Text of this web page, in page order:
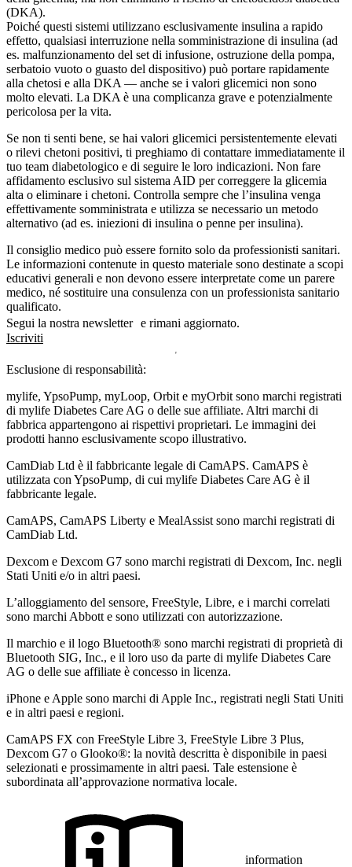
(DKA).
Poiché questi sistemi utilizzano esclusivamente insulina a rapido
effetto, qualsiasi interruzione nella somministrazione di insulina (ad
es. malfunzionamento del set di infusione, ostruzione della pompa,
serbatoio vuoto o guasto del dispositivo) può portare rapidamente
alla chetosi e alla DKA — anche se i valori glicemici non sono
molto elevati. La DKA è una complicanza grave e potenzialmente
pericolosa per la vita.
Se non ti senti bene, se hai valori glicemici persistentemente elevati
o rilevi chetoni positivi, ti preghiamo di contattare immediatamente il
tuo team diabetologico e di seguire le loro indicazioni. Non fare
affidamento esclusivo sul sistema AID per correggere la glicemia
alta o eliminare i chetoni. Controlla sempre che l’insulina venga
effettivamente somministrata e utilizza se necessario un metodo
alternativo (ad es. iniezioni di insulina o penne per insulina).
Il consiglio medico può essere fornito solo da professionisti sanitari.
Le informazioni contenute in questo materiale sono destinate a scopi
educativi generali e non devono essere interpretate come un parere
medico, né sostituire una consulenza con un professionista sanitario
qualificato.
Segui la nostra newsletter e rimani aggiornato.
Iscriviti
Esclusione di responsabilità:
mylife, YpsoPump, myLoop, Orbit e myOrbit sono marchi registrati
di mylife Diabetes Care AG o delle sue affiliate. Altri marchi di
fabbrica appartengono ai rispettivi proprietari. Le immagini dei
prodotti hanno esclusivamente scopo illustrativo.
CamDiab Ltd è il fabbricante legale di CamAPS. CamAPS è
utilizzata con YpsoPump, di cui mylife Diabetes Care AG è il
fabbricante legale.
CamAPS, CamAPS Liberty e MealAssist sono marchi registrati di
CamDiab Ltd.
Dexcom e Dexcom G7 sono marchi registrati di Dexcom, Inc. negli
Stati Uniti e/o in altri paesi.
L’alloggiamento del sensore, FreeStyle, Libre, e i marchi correlati
sono marchi Abbott e sono utilizzati con autorizzazione.
Il marchio e il logo Bluetooth® sono marchi registrati di proprietà di
Bluetooth SIG, Inc., e il loro uso da parte di mylife Diabetes Care
AG o delle sue affiliate è concesso in licenza.
iPhone e Apple sono marchi di Apple Inc., registrati negli Stati Uniti
e in altri paesi e regioni.
CamAPS FX con FreeStyle Libre 3, FreeStyle Libre 3 Plus,
Dexcom G7 o Glooko®: la novità descritta è disponibile in paesi
selezionati e prossimamente in altri paesi. Tale estensione è
subordinata all’approvazione normativa locale.
information